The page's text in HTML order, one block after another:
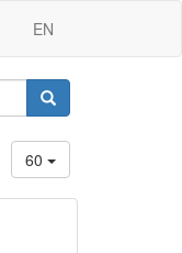
EN
60